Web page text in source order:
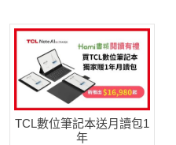
TCL數位筆記本送月讀包1
年